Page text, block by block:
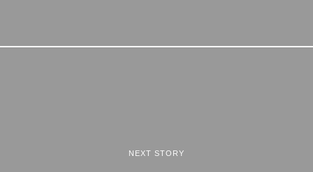
NEXT STORY